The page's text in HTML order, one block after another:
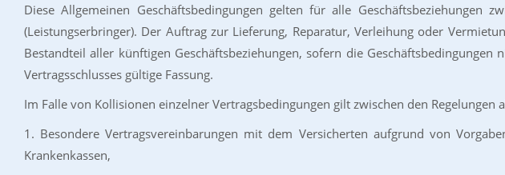
Diese Allgemeinen Geschäftsbedingungen gelten für alle
(Leistungserbringer). Der Auftrag zur Lieferung, Reparatur, Verleihung oder
Bestandteil aller künftigen Geschäftsbeziehungen, sofern die
Vertragsschlusses gültige Fassung.
Im Falle von Kollisionen einzelner Vertragsbedingungen gilt zwischen den Regelungen
1. Besondere Vertragsvereinbarungen mit dem Versicherten aufgrund von
Krankenkassen,